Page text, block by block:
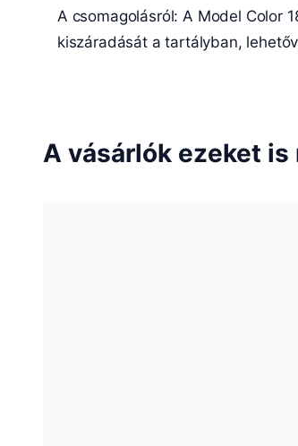
A csomagolásról: A Model Color
kiszáradását a tartályban,
A vásárlók ezeket